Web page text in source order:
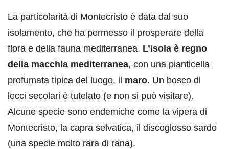
La particolarità di Montecristo è data dal suo
isolamento, che ha permesso il prosperare della
flora e della fauna mediterranea. L’isola è regno
della macchia mediterranea, con una pianticella
profumata tipica del luogo, il maro. Un bosco di
lecci secolari è tutelato (e non si può visitare).
Alcune specie sono endemiche come la vipera di
Montecristo, la capra selvatica, il discoglosso sardo
(una specie molto rara di rana).